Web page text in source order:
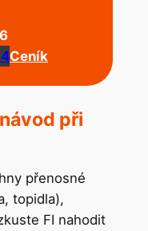
Ceník
při
přenosné
topidla),
FI nahodit